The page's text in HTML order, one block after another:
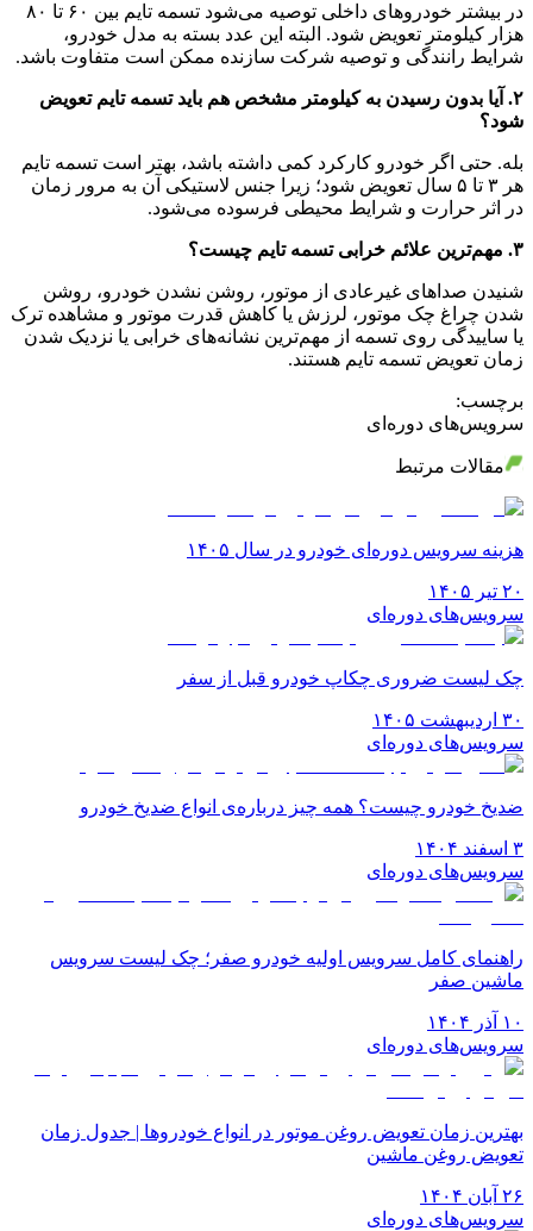
در بیشتر خودروهای داخلی توصیه می‌شود تسمه تایم بین ۶۰ تا ۸۰
هزار کیلومتر تعویض شود. البته این عدد بسته به مدل خودرو،
شرایط رانندگی و توصیه شرکت سازنده ممکن است متفاوت باشد.
۲. آیا بدون رسیدن به کیلومتر مشخص هم باید تسمه تایم تعویض
شود؟
بله. حتی اگر خودرو کارکرد کمی داشته باشد، بهتر است تسمه تایم
هر ۳ تا ۵ سال تعویض شود؛ زیرا جنس لاستیکی آن به مرور زمان
در اثر حرارت و شرایط محیطی فرسوده می‌شود.
۳. مهم‌ترین علائم خرابی تسمه تایم چیست؟
شنیدن صداهای غیرعادی از موتور، روشن نشدن خودرو، روشن
شدن چراغ چک موتور، لرزش یا کاهش قدرت موتور و مشاهده ترک
یا ساییدگی روی تسمه از مهم‌ترین نشانه‌های خرابی یا نزدیک شدن
زمان تعویض تسمه تایم هستند.
برچسب:
سرویس‌های دوره‌ای
مقالات مرتبط
هزینه سرویس دوره‌ای خودرو در سال ۱۴۰۵
۲۰ تیر ۱۴۰۵
سرویس‌های دوره‌ای
چک لیست ضروری چکاپ خودرو قبل از سفر
۳۰ اردیبهشت ۱۴۰۵
سرویس‌های دوره‌ای
ضدیخ خودرو چیست؟ همه چیز درباره‌ی انواع ضدیخ خودرو
۳ اسفند ۱۴۰۴
سرویس‌های دوره‌ای
راهنمای کامل سرویس اولیه خودرو صفر؛ چک لیست سرویس
ماشین صفر
۱۰ آذر ۱۴۰۴
سرویس‌های دوره‌ای
بهترین زمان تعویض روغن موتور در انواع خودروها | جدول زمان
تعویض روغن ماشین
۲۶ آبان ۱۴۰۴
سرویس‌های دوره‌ای